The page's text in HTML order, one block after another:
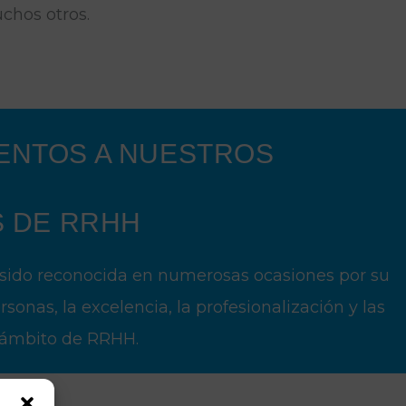
otros.
A NUESTROS
DE RRHH
reconocida en numerosas ocasiones por su
la excelencia, la profesionalización y las
de RRHH.